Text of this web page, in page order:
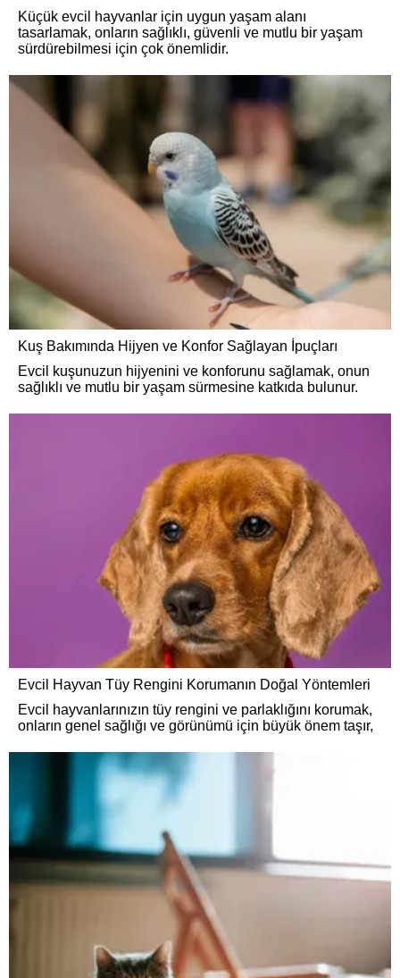
Küçük evcil hayvanlar için uygun yaşam alanı
tasarlamak, onların sağlıklı, güvenli ve mutlu bir yaşam
sürdürebilmesi için çok önemlidir.
Kuş Bakımında Hijyen ve Konfor Sağlayan İpuçları
Evcil kuşunuzun hijyenini ve konforunu sağlamak, onun
sağlıklı ve mutlu bir yaşam sürmesine katkıda bulunur.
Evcil Hayvan Tüy Rengini Korumanın Doğal Yöntemleri
Evcil hayvanlarınızın tüy rengini ve parlaklığını korumak,
onların genel sağlığı ve görünümü için büyük önem taşır,